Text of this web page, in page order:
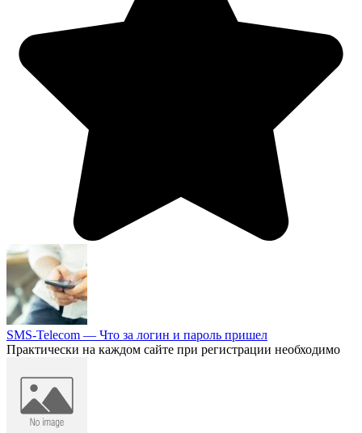
SMS-Telecom — Что за логин и пароль пришел
Практически на каждом сайте при регистрации необходимо